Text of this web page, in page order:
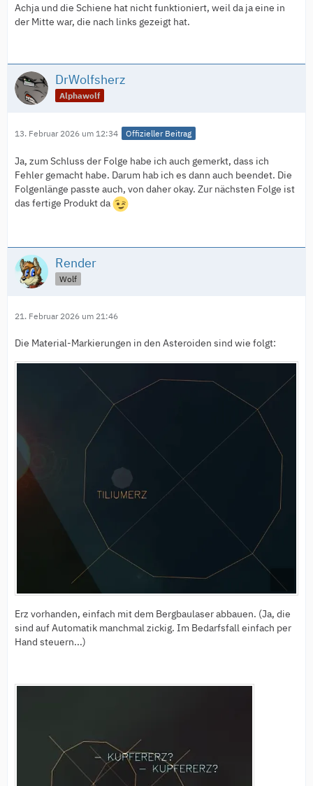
Achja und die Schiene hat nicht funktioniert, weil da ja eine in
der Mitte war, die nach links gezeigt hat.
DrWolfsherz
Alphawolf
13. Februar 2026 um 12:34 Offizieller Beitrag
Ja, zum Schluss der Folge habe ich auch gemerkt, dass ich
Fehler gemacht habe. Darum hab ich es dann auch beendet. Die
Folgenlänge passte auch, von daher okay. Zur nächsten Folge ist
das fertige Produkt da
Render
Wolf
21. Februar 2026 um 21:46
Die Material-Markierungen in den Asteroiden sind wie folgt:
Erz vorhanden, einfach mit dem Bergbaulaser abbauen. (Ja, die
sind auf Automatik manchmal zickig. Im Bedarfsfall einfach per
Hand steuern...)